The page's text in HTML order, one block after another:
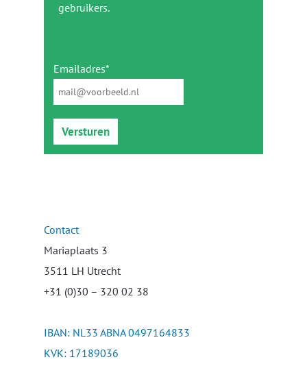
gebruikers.
Emailadres*
Versturen
Contact
Mariaplaats 3
3511 LH Utrecht
+31 (0)30 – 320 02 38
IBAN: NL33 ABNA 0497164833
KVK: 17189036